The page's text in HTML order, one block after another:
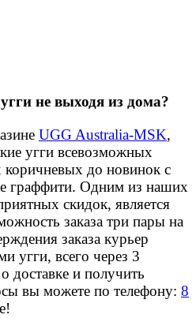
не выходя из дома?
UGG Australia-MSK,
угги всевозможных
коричневых до новинок с
граффити. Одним из наших
скидок, является
заказа три пары на
заказа курьер
угги, всего через 3
доставке и получить
вы можете по телефону: 8